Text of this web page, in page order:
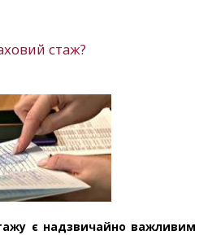
стаж?
є надзвичайно важливим